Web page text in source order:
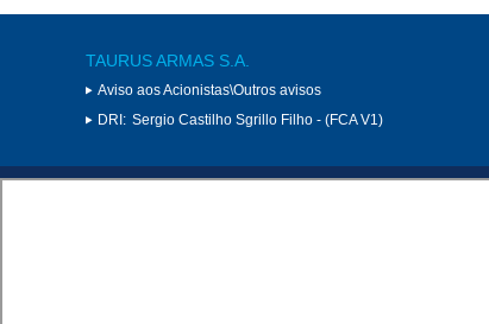
TAURUS ARMAS S.A.
Aviso aos Acionistas\Outros avisos
DRI: Sergio Castilho Sgrillo Filho - (FCA V1)